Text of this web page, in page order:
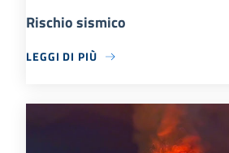
Rischio sismico
LEGGI DI PIÙ